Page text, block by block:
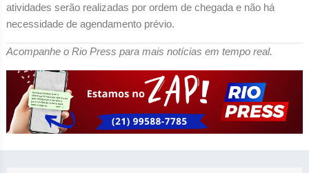
atividades serão realizadas por ordem de chegada e não há
necessidade de agendamento prévio.
Acompanhe o Rio Press para mais notícias em tempo real.